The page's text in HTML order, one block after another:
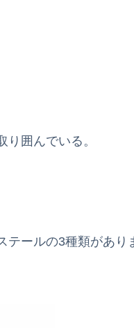
囲んでいる。
テールの3種類があり